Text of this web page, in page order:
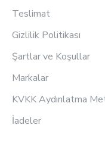
Teslimat
Gizlilik Politikası
Şartlar ve Koşullar
Markalar
KVKK Aydınlatma
İadeler